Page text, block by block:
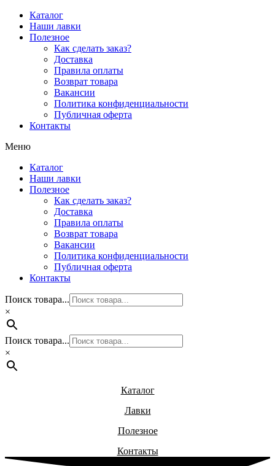
Перейти
содержимому
Каталог
Наши лавки
Полезное
Как сделать заказ?
Доставка
Правила оплаты
Возврат товара
Вакансии
Политика конфиденциальности
Публичная оферта
Контакты
Меню
Каталог
Наши лавки
Полезное
Как сделать заказ?
Доставка
Правила оплаты
Возврат товара
Вакансии
Политика конфиденциальности
Публичная оферта
Контакты
Поиск товара...
×
Поиск товара...
×
Каталог
Лавки
Полезное
Контакты